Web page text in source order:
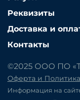
Реквизиты
Доставка и
Контакты
©2025 ООО ПО
Оферта и
Информация на